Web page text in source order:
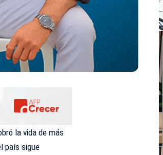
la vida de más
país sigue